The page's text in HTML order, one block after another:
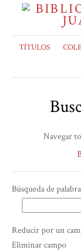
TÍTULOS
Navegar
Búsqueda de
Number
Reducir por un
Search Property
Tipo de búsqueda
Términos de
Ensamblador de
Eliminar campo